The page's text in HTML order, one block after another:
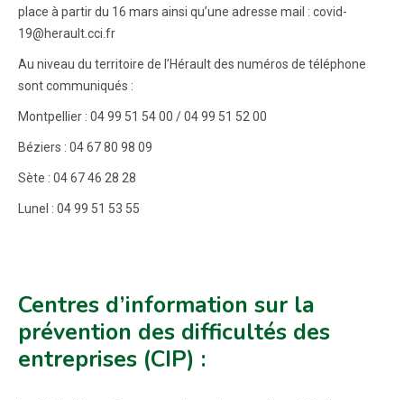
place à partir du 16 mars ainsi qu’une adresse mail : covid-
19@herault.cci.fr
Au niveau du territoire de l’Hérault des numéros de téléphone
sont communiqués :
Montpellier : 04 99 51 54 00 / 04 99 51 52 00
Béziers : 04 67 80 98 09
Sète : 04 67 46 28 28
Lunel : 04 99 51 53 55
Centres d’information sur la
prévention des difficultés des
entreprises (CIP) :